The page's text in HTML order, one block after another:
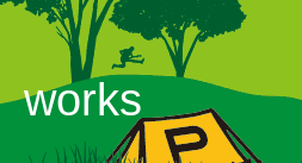
works